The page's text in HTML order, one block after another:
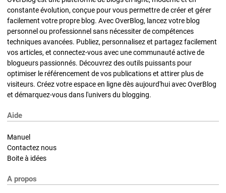
constante évolution, conçue pour vous permettre de créer et gérer
facilement votre propre blog. Avec OverBlog, lancez votre blog
personnel ou professionnel sans nécessiter de compétences
techniques avancées. Publiez, personnalisez et partagez facilement
vos articles, et connectez-vous avec une communauté active de
blogueurs passionnés. Découvrez des outils puissants pour
optimiser le référencement de vos publications et attirer plus de
visiteurs. Créez votre espace en ligne dès aujourd'hui avec OverBlog
et démarquez-vous dans l'univers du blogging.
Aide
Manuel
Contactez nous
Boite à idées
A propos